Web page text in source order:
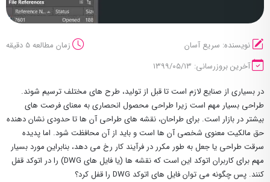
نویسنده: سریع آسان
زمان مطالعه 5 دقیقه
آخرین بروزرسانی: ۱۳۹۹/۰۵/۱۳
در بسیاری از صنایع لازم است تا قبل از تولید، طرح های مختلف ترسیم شوند.
طراحی بسیار مهم است زیرا طراحی محصول انحصاری به معنای فرصت های
بیشتر در بازار است. برای طراحان، نقشه های طراحی آن ها تا حدودی نشان دهنده
حق مالکیت معنوی شخصی آن ها است و باید از آن محافظت شود. اما پدیده
سرقت طراحی یا جعل به طور مکرر در فرآیند کار رخ می دهد، بنابراین مورد بسیار
مهم برای کاربران اتوکد این است که نقشه ها (یا فایل های DWG) را در اتوکد قفل
کنند. پس چگونه می توان فایل های اتوکد DWG را قفل کرد؟